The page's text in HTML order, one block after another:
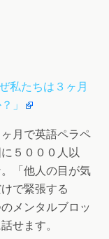
私たちは３ヶ月
」
月で英語ペラペ
５０００人以
「他人の目が気
で緊張する
メンタルブロッ
せます。